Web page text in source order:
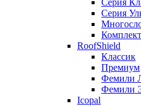
Серия
RoofShield
Классик
Премиум
Фемили
Фемили
Icopal